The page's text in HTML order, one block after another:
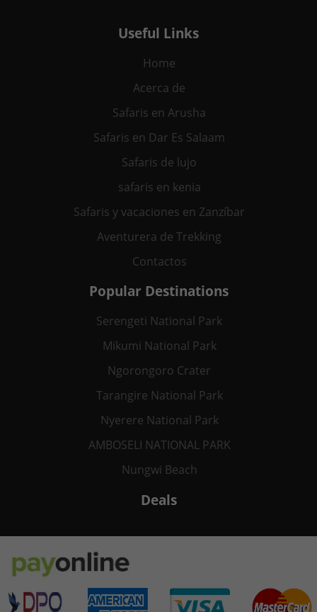
Useful Links
Home
Acerca de
Safaris en Arusha
Safaris en Dar Es Salaam
Safaris de lujo
safaris en kenia
Safaris y vacaciones en Zanzíbar
Aventurera de Trekking
Contactos
Popular Destinations
Serengeti National Park
Mikumi National Park
Ngorongoro Crater
Tarangire National Park
Nyerere National Park
AMBOSELI NATIONAL PARK
Nungwi Beach
Deals